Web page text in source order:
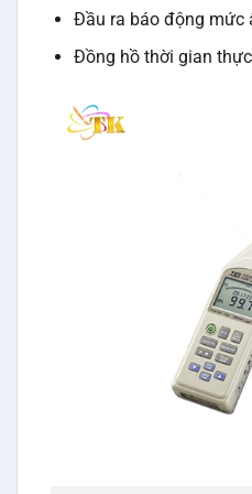
Đầu ra báo động mức
Đồng hồ thời gian